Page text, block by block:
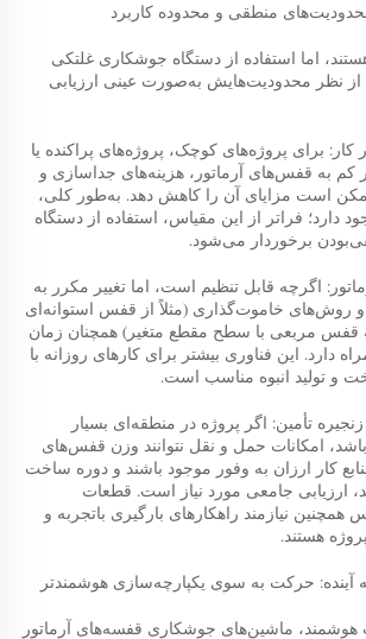
اما استفاده از دستگاه جوشکاری غلتکی
از نظر محدودیت‌هایش به‌صورت عینی ارزیابی
برای پروژه‌های کوچک، پروژه‌های پراکنده یا
کم به قفس‌های آرماتور، هزینه‌های جداسازی و
است مزایای آن را کاهش دهد. به‌طور کلی،
دارد؛ فراتر از این مقیاس، استفاده از دستگاه
برخوردار می‌شود.
اگرچه قابل تنظیم است، اما تغییر مکرر به
و روش‌های خاموت‌گذاری (مثلاً از قفس استوانه‌ای
قفس مربعی با سطح مقطع متغیر) همچنان زمان
دارد. این فناوری بیشتر برای کارهای روزانه با
و تولید انبوه مناسب است.
تأمین: اگر پروژه در منطقه‌ای بسیار
باشد، امکانات حمل و نقل نتوانند وزن قفس‌های
کار ارزان به وفور موجود باشند و دوره ساخت
ارزیابی جامعی مورد نیاز است. قطعات
نیازمند راهکارهای بارگیری باتجربه و
هستند.
آینده: حرکت به سوی یکپارچه‌سازی هوشمندتر
ماشین‌های جوشکاری قفسه‌های آرماتور